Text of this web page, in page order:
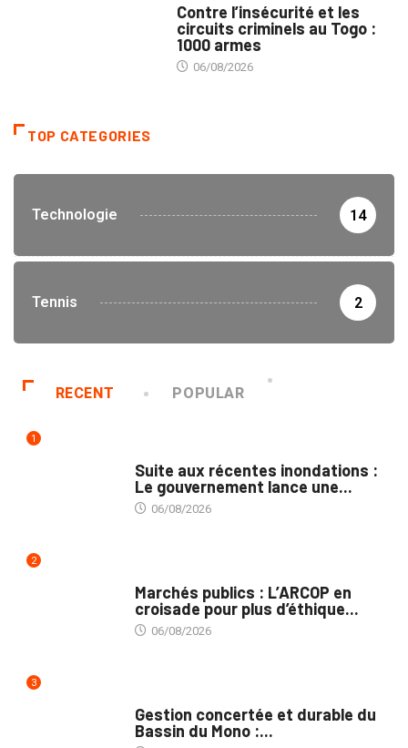
Contre l’insécurité et les
circuits criminels au Togo :
1000 armes
06/08/2026
TOP CATEGORIES
Technologie 14
Tennis 2
RECENT POPULAR
1
Suite aux récentes inondations :
Le gouvernement lance une...
06/08/2026
2
Marchés publics : L’ARCOP en
croisade pour plus d’éthique...
06/08/2026
3
Gestion concertée et durable du
Bassin du Mono :...